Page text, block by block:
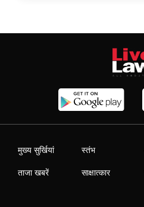
मुख्य सुर्खियां
ताजा खबरें
स्तंभ
साक्षात्कार